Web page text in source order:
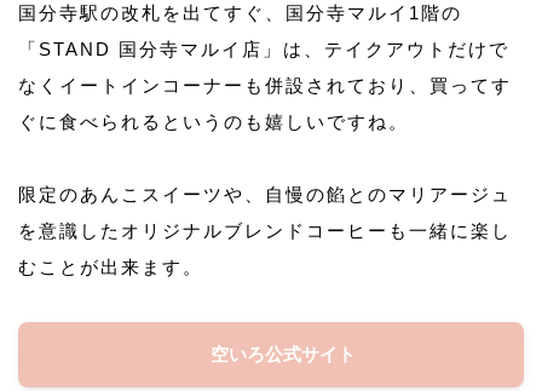
国分寺駅の改札を出てすぐ、国分寺マルイ1階の
「STAND 国分寺マルイ店」は、テイクアウトだけで
なくイートインコーナーも併設されており、買ってす
ぐに食べられるというのも嬉しいですね。
限定のあんこスイーツや、自慢の餡とのマリアージュ
を意識したオリジナルブレンドコーヒーも一緒に楽し
むことが出来ます。
空いろ公式サイト